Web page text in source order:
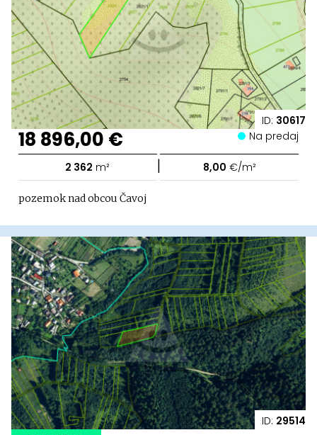
ID: 30617
18 896,00 € Na predaj
2 362 m² | 8,00 €/m²
pozemok nad obcou Čavoj
ID: 29514